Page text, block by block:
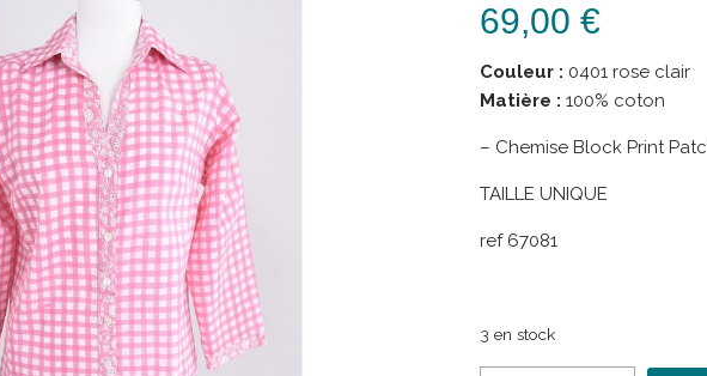
69,00 €
Couleur : 0401 rose clair
Matière : 100% coton
– Chemise Block Print
TAILLE UNIQUE
ref 67081
3 en stock